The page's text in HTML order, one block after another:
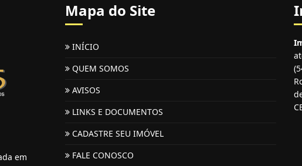
em
Mapa do Site
INÍCIO
QUEM SOMOS
AVISOS
LINKS E DOCUMENTOS
CADASTRE SEU IMÓVEL
FALE CONOSCO